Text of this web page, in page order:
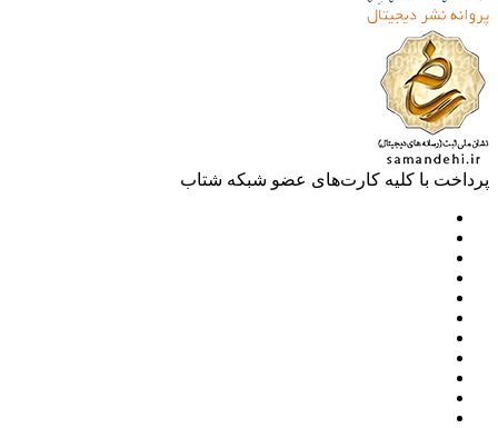
با کلیه کارت‌های عضو شبکه شتاب